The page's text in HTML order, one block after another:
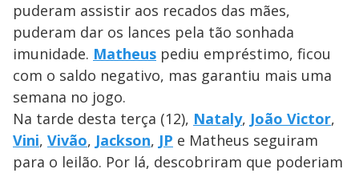
puderam assistir aos recados das mães,
puderam dar os lances pela tão sonhada
imunidade. Matheus pediu empréstimo, ficou
com o saldo negativo, mas garantiu mais uma
semana no jogo.
Na tarde desta terça (12), Nataly, João Victor,
Vini, Vivão, Jackson, JP e Matheus seguiram
para o leilão. Por lá, descobriram que poderiam